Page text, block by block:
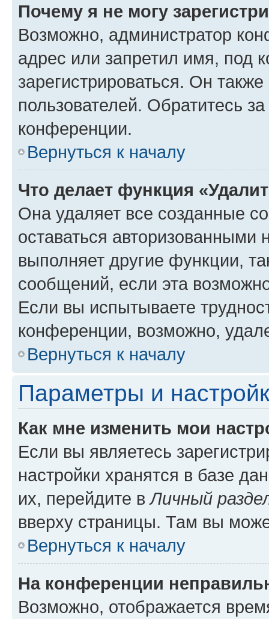
Почему я не могу
Возможно, администратор
адрес или запретил имя, под
зарегистрироваться. Он
пользователей. Обратитесь
конференции.
Вернуться к началу
Что делает функция
Она удаляет все созданные
оставаться авторизованными
выполняет другие функции,
сообщений, если эта
Если вы испытываете
конференции, возможно,
Вернуться к началу
Параметры и
Как мне изменить мои
Если вы являетесь
настройки хранятся в базе
их, перейдите вЛичный
вверху страницы. Там вы
Вернуться к началу
На конференции
Возможно, отображается